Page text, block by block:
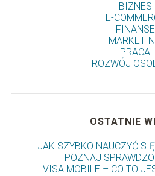
BIZNES
E-
FINANSE
PRACA
ROZWÓJ
OSTATNIE
JAK SZYBKO NAUCZYĆ
POZNAJ
VISA MOBILE – CO TO